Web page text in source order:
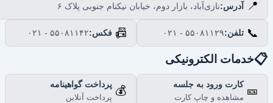
📍 آدرس:نازی‌آباد، بازار دوم، خیابان نیکنام جنوبی پلاک ۶
📞 تلفن:۰۲۱ - ۵۵۰۸۱۱۲۹ 📠 فکس:۰۲۱ - ۵۵۰۸۱۱۴۲
خدمات الکترونیکی
🎫 کارت ورود به جلسه
مشاهده و چاپ کارت
💰 پرداخت گواهینامه
پرداخت آنلاین